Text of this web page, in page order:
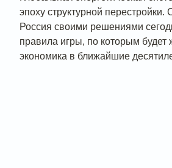
эпоху структурной
Россия своими решениями
правила игры, по которым будет
экономика в ближайшие